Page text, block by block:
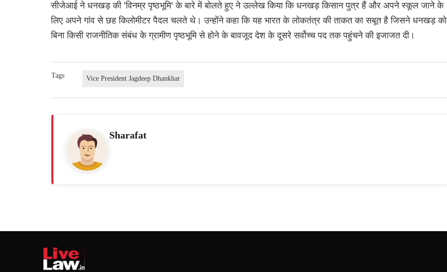
सीजेआई ने धनखड़ की 'विनम्र पृष्ठभूमि' के बारे में बोलते हुए ने उल्लेख किया कि धनखड़ किसान पुत्र हैं और अपने स्कूल जाने के
लिए अपने गांव से छह किलोमीटर पैदल चलते थे। उन्होंने कहा कि यह भारत के लोकतंत्र की ताकत का सबूत है जिसने धनखड़ को
बिना किसी राजनीतिक संबंध के ग्रामीण पृष्ठभूमि से होने के बावजूद देश के दूसरे सर्वोच्च पद तक पहुंचने की इजाजत दी।
Tags Vice President Jagdeep Dhankhar
Sharafat